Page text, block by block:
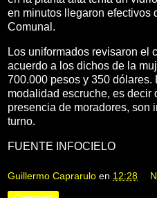
en minutos llegaron efectivos
Comunal.
Los uniformados revisaron el
acuerdo a los dichos de la
700.000 pesos y 350 dólares.
modalidad escruche, es decir
presencia de moradores, son
turno.
FUENTE INFOCIELO
Guillermo Caprarulo en 12:28